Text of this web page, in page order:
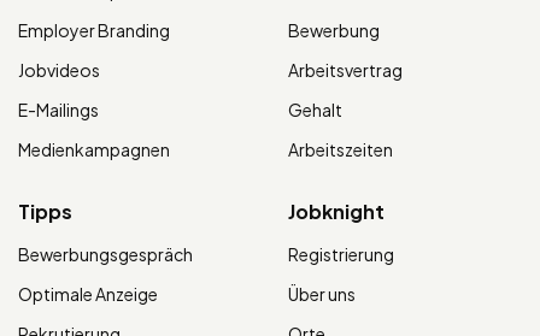
Employer Branding
Jobvideos
E-Mailings
Medienkampagnen
Bewerbung
Arbeitsvertrag
Gehalt
Arbeitszeiten
Tipps
Bewerbungsgespräch
Optimale Anzeige
Jobknight
Registrierung
Über uns